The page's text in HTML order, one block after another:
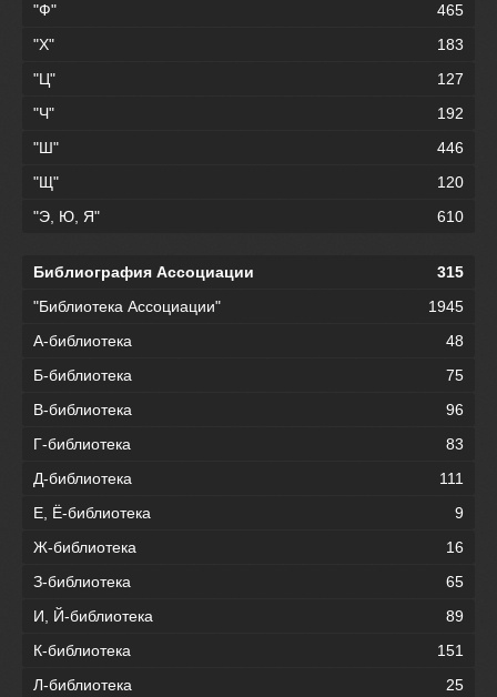
"Ф"
465
"Х"
183
"Ц"
127
"Ч"
192
"Ш"
446
"Щ"
120
"Э, Ю, Я"
610
Библиография Ассоциации
315
"Библиотека Ассоциации"
1945
А-библиотека
48
Б-библиотека
75
В-библиотека
96
Г-библиотека
83
Д-библиотека
111
Е, Ё-библиотека
9
Ж-библиотека
16
З-библиотека
65
И, Й-библиотека
89
К-библиотека
151
Л-библиотека
25